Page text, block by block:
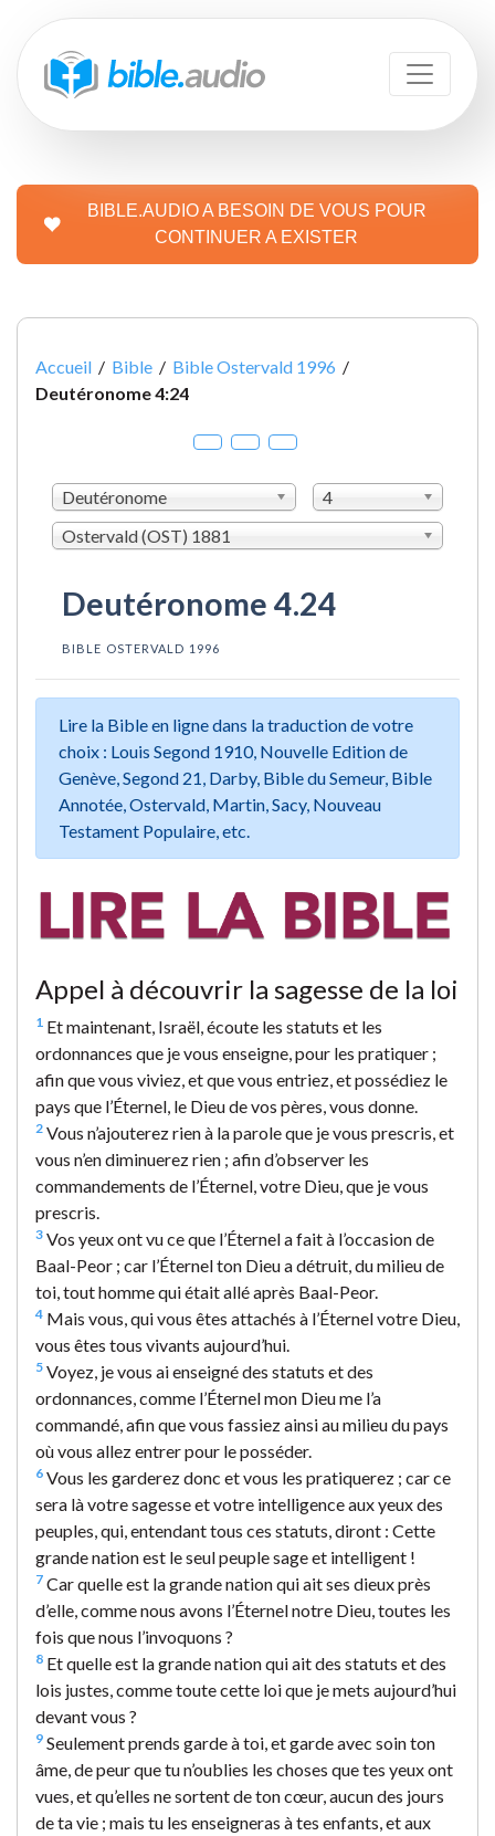
BIBLE.AUDIO A BESOIN DE VOUS POUR
CONTINUER A EXISTER
Accueil / Bible / Bible Ostervald 1996 /
Deutéronome 4:24
Deutéronome
4
Ostervald (OST) 1881
Deutéronome 4.24
BIBLE OSTERVALD 1996
Lire la Bible en ligne dans la traduction de votre
choix : Louis Segond 1910, Nouvelle Edition de
Genève, Segond 21, Darby, Bible du Semeur, Bible
Annotée, Ostervald, Martin, Sacy, Nouveau
Testament Populaire, etc.
Appel à découvrir la sagesse de la loi
1 Et maintenant, Israël, écoute les statuts et les
ordonnances que je vous enseigne, pour les pratiquer ;
afin que vous viviez, et que vous entriez, et possédiez le
pays que l’Éternel, le Dieu de vos pères, vous donne.
2 Vous n’ajouterez rien à la parole que je vous prescris, et
vous n’en diminuerez rien ; afin d’observer les
commandements de l’Éternel, votre Dieu, que je vous
prescris.
3 Vos yeux ont vu ce que l’Éternel a fait à l’occasion de
Baal-Peor ; car l’Éternel ton Dieu a détruit, du milieu de
toi, tout homme qui était allé après Baal-Peor.
4 Mais vous, qui vous êtes attachés à l’Éternel votre Dieu,
vous êtes tous vivants aujourd’hui.
5 Voyez, je vous ai enseigné des statuts et des
ordonnances, comme l’Éternel mon Dieu me l’a
commandé, afin que vous fassiez ainsi au milieu du pays
où vous allez entrer pour le posséder.
6 Vous les garderez donc et vous les pratiquerez ; car ce
sera là votre sagesse et votre intelligence aux yeux des
peuples, qui, entendant tous ces statuts, diront : Cette
grande nation est le seul peuple sage et intelligent !
7 Car quelle est la grande nation qui ait ses dieux près
d’elle, comme nous avons l’Éternel notre Dieu, toutes les
fois que nous l’invoquons ?
8 Et quelle est la grande nation qui ait des statuts et des
lois justes, comme toute cette loi que je mets aujourd’hui
devant vous ?
9 Seulement prends garde à toi, et garde avec soin ton
âme, de peur que tu n’oublies les choses que tes yeux ont
vues, et qu’elles ne sortent de ton cœur, aucun des jours
de ta vie ; mais tu les enseigneras à tes enfants, et aux